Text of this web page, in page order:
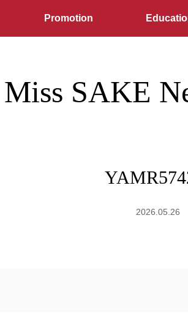
Promotion
Miss SAKE
2026.05.26